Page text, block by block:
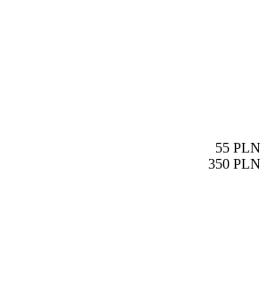
55 PLN
350 PLN